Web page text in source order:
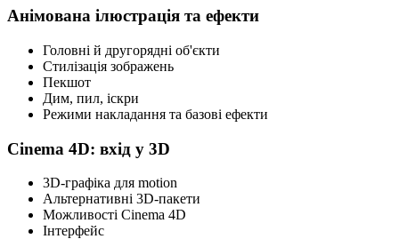
Анімована ілюстрація та ефекти
Головні й другорядні об'єкти
Стилізація зображень
Пекшот
Дим, пил, іскри
Режими накладання та базові ефекти
Cinema 4D: вхід у 3D
3D-графіка для motion
Альтернативні 3D-пакети
Можливості Cinema 4D
Інтерфейс